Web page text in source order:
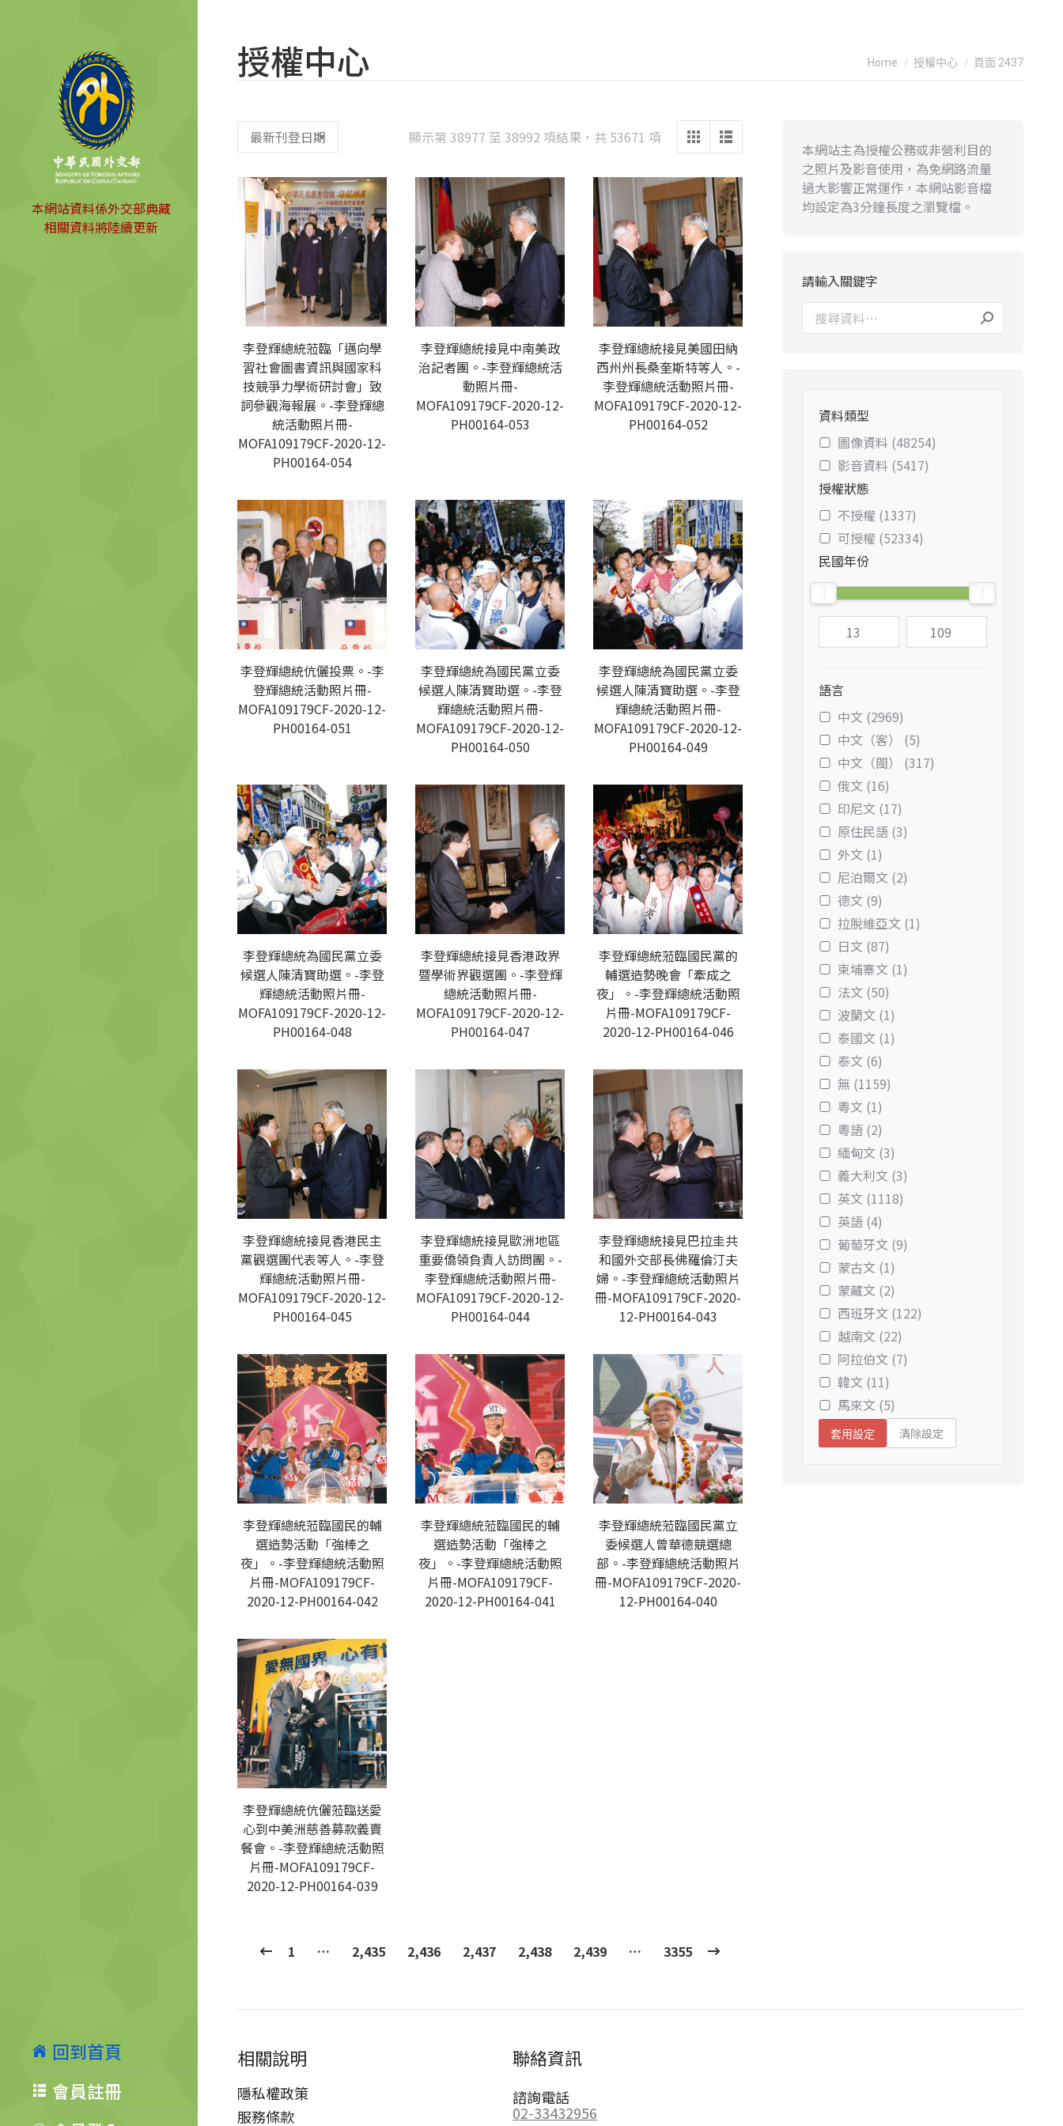
本網站資料係外交部典藏
相關資料將陸續更新
回到首頁
會員註冊
授權中心 You are here:
Home 授權中心 頁面 2437
顯示第 38977 至 38992 項結果，共 53671 項 Sorted
latest
李登輝總統蒞臨「邁向學
習社會圖書資訊與國家科
技競爭力學術研討會」致
詞參觀海報展。-李登輝總
統活動照片冊-
MOFA109179CF-2020-12-
PH00164-054
李登輝總統接見中南美政
治記者團。-李登輝總統活
動照片冊-
MOFA109179CF-2020-12-
PH00164-053
李登輝總統接見美國田納
西州州長桑奎斯特等人。-
李登輝總統活動照片冊-
MOFA109179CF-2020-12-
PH00164-052
李登輝總統伉儷投票。-李
登輝總統活動照片冊-
MOFA109179CF-2020-12-
PH00164-051
李登輝總統為國民黨立委
候選人陳清寶助選。-李登
輝總統活動照片冊-
MOFA109179CF-2020-12-
PH00164-050
李登輝總統為國民黨立委
候選人陳清寶助選。-李登
輝總統活動照片冊-
MOFA109179CF-2020-12-
PH00164-049
李登輝總統為國民黨立委
候選人陳清寶助選。-李登
輝總統活動照片冊-
MOFA109179CF-2020-12-
PH00164-048
李登輝總統接見香港政界
暨學術界觀選團。-李登輝
總統活動照片冊-
MOFA109179CF-2020-12-
PH00164-047
李登輝總統蒞臨國民黨的
輔選造勢晚會「牽成之
夜」。-李登輝總統活動照
片冊-MOFA109179CF-
2020-12-PH00164-046
李登輝總統接見香港民主
黨觀選團代表等人。-李登
輝總統活動照片冊-
MOFA109179CF-2020-12-
PH00164-045
李登輝總統接見歐洲地區
重要僑領負責人訪問團。-
李登輝總統活動照片冊-
MOFA109179CF-2020-12-
PH00164-044
李登輝總統接見巴拉圭共
和國外交部長佛羅倫汀夫
婦。-李登輝總統活動照片
冊-MOFA109179CF-2020-
12-PH00164-043
李登輝總統蒞臨國民的輔
選造勢活動「強棒之
夜」。-李登輝總統活動照
片冊-MOFA109179CF-
2020-12-PH00164-042
李登輝總統蒞臨國民的輔
選造勢活動「強棒之
夜」。-李登輝總統活動照
片冊-MOFA109179CF-
2020-12-PH00164-041
李登輝總統蒞臨國民黨立
委候選人曾華德競選總
部。-李登輝總統活動照片
冊-MOFA109179CF-2020-
12-PH00164-040
李登輝總統伉儷蒞臨送愛
心到中美洲慈善募款義賣
餐會。-李登輝總統活動照
片冊-MOFA109179CF-
2020-12-PH00164-039
1 … 2,435 2,436 2,437 2,438 2,439 … 3355
本網站主為授權公務或非營利目的
之照片及影音使用，為免網路流量
過大影響正常運作，本網站影音檔
均設定為3分鐘長度之瀏覽檔。
請輸入關鍵字
資料類型
圖像資料 (48254)
影音資料 (5417)
授權狀態
不授權 (1337)
可授權 (52334)
民國年份
語言
中文 (2969)
中文（客） (5)
中文（閩） (317)
俄文 (16)
印尼文 (17)
原住民語 (3)
外文 (1)
尼泊爾文 (2)
德文 (9)
拉脫維亞文 (1)
日文 (87)
柬埔寨文 (1)
法文 (50)
波蘭文 (1)
泰國文 (1)
泰文 (6)
無 (1159)
粵文 (1)
粵語 (2)
緬甸文 (3)
義大利文 (3)
英文 (1118)
英語 (4)
葡萄牙文 (9)
蒙古文 (1)
蒙藏文 (2)
西班牙文 (122)
越南文 (22)
阿拉伯文 (7)
韓文 (11)
馬來文 (5)
套用設定 清除設定
相關說明
隱私權政策
服務條款
聯絡資訊
諮詢電話
02-33432956